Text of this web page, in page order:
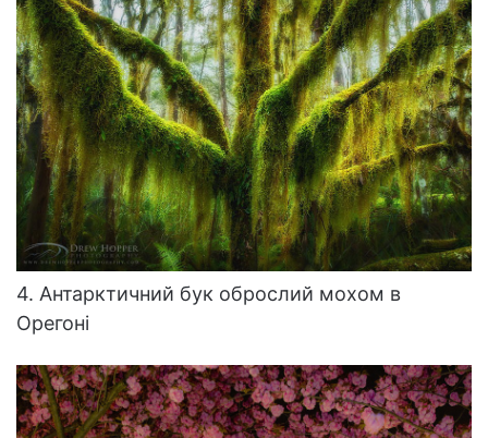
4. Антарктичний бук оброслий мохом в
Орегоні